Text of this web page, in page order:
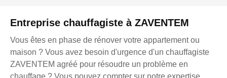
Entreprise chauffagiste à ZAVENTEM
Vous êtes en phase de rénover votre appartement ou
maison ? Vous avez besoin d'urgence d'un chauffagiste
ZAVENTEM agréé pour résoudre un problème en
chauffage ? Vous pouvez compter sur notre expertise